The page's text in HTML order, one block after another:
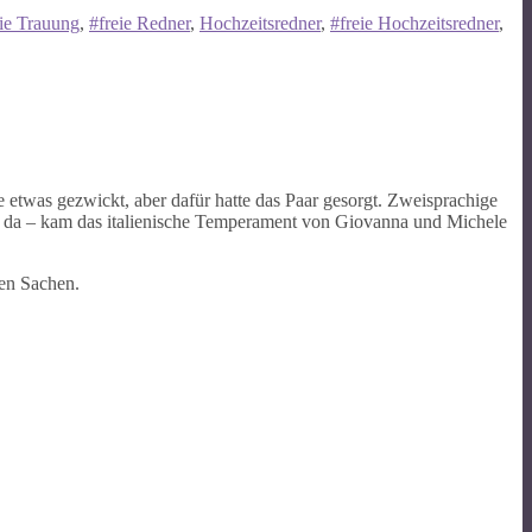
Trauung, #freie Redner, Hochzeitsredner, #freie Hochzeitsredner,
gezwickt, aber dafür hatte das Paar gesorgt. Zweisprachige
– kam das italienische Temperament von Giovanna und Michele
Sachen.